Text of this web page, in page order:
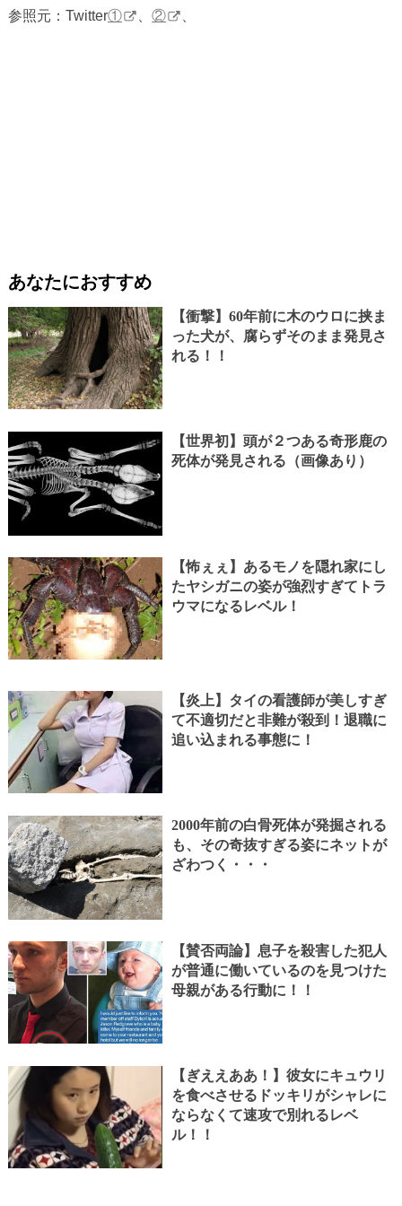
参照元：Twitter① 、②
あなたにおすすめ
【衝撃】60年前に木のウロに挟ま
った犬が、腐らずそのまま発見さ
れる！！
【世界初】頭が２つある奇形鹿の
死体が発見される（画像あり）
【怖ぇぇ】あるモノを隠れ家にし
たヤシガニの姿が強烈すぎてトラ
ウマになるレベル！
【炎上】タイの看護師が美しすぎ
て不適切だと非難が殺到！退職に
追い込まれる事態に！
2000年前の白骨死体が発掘される
も、その奇抜すぎる姿にネットが
ざわつく・・・
【賛否両論】息子を殺害した犯人
が普通に働いているのを見つけた
母親がある行動に！！
【ぎええああ！】彼女にキュウリ
を食べさせるドッキリがシャレに
ならなくて速攻で別れるレベ
ル！！